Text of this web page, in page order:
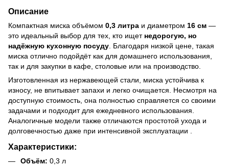
Описание
Компактная миска объёмом 0,3 литра и диаметром 16 см —
это идеальный выбор для тех, кто ищет недорогую, но
надёжную кухонную посуду . Благодаря низкой цене, такая
миска отлично подойдёт как для домашнего использования,
так и для закупки в кафе, столовые или на производство.
Изготовленная из нержавеющей стали, миска устойчива к
износу, не впитывает запахи и легко очищается. Несмотря на
доступную стоимость, она полностью справляется со своими
задачами и подходит для ежедневного использования.
Аналогичные модели также отличаются простотой ухода и
долговечностью даже при интенсивной эксплуатации .
Характеристики:
Объём: 0,3 л